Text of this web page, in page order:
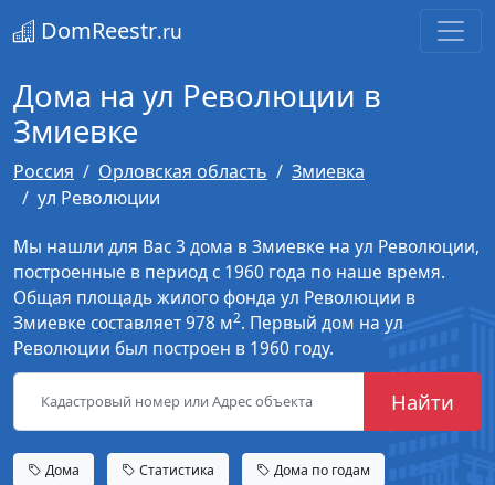
DomReestr.ru
Дома на ул Революции в
Змиевке
Россия Орловская область
Змиевка
ул Революции
Мы нашли для Вас 3 дома в Змиевке на ул Революции,
построенные в период с 1960 года по наше время.
Общая площадь жилого фонда ул Революции в
Змиевке составляет 978 м2. Первый дом на ул
Революции был построен в 1960 году.
Найти
Дома Статистика Дома по годам